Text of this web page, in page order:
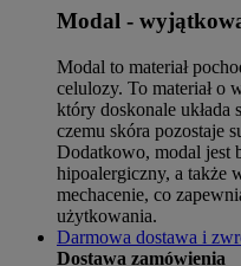
Modal -
Modal to materiał
celulozy. To materiał o
który doskonale układa
czemu skóra pozostaje
Dodatkowo, modal jest
hipoalergiczny, a także
mechacenie, co
użytkowania.
Darmowa dostawa i
Dostawa zamówienia